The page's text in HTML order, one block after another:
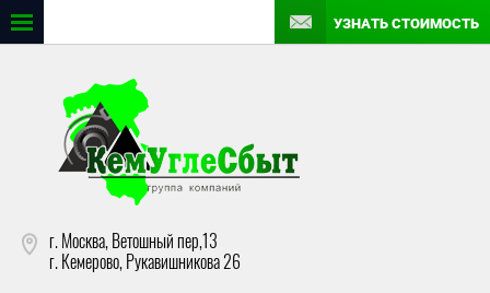
УЗНАТЬ СТОИМОСТЬ
г. Москва, Ветошный пер,13
г. Кемерово, Рукавишникова 26